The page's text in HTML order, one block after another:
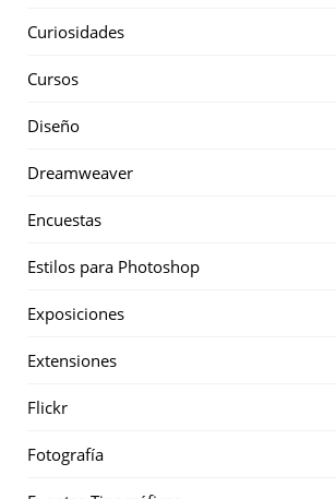
Curiosidades
Cursos
Diseño
Dreamweaver
Encuestas
Estilos para Photoshop
Exposiciones
Extensiones
Flickr
Fotografía